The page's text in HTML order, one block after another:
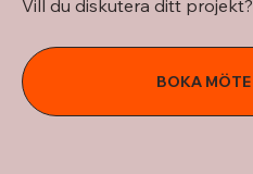
Vill du diskutera ditt projekt?
BOKA MÖTE